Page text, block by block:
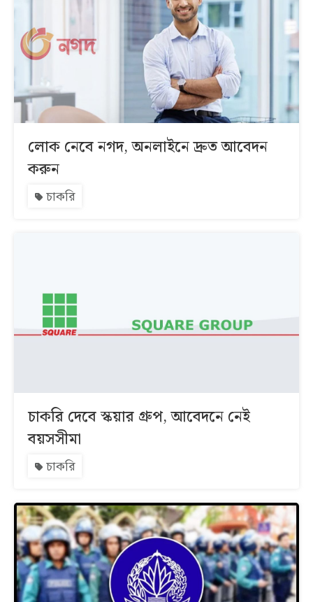
লোক নেবে নগদ, অনলাইনে দ্রুত আবেদন
করুন
চাকরি
চাকরি দেবে স্কয়ার গ্রুপ, আবেদনে নেই
বয়সসীমা
চাকরি